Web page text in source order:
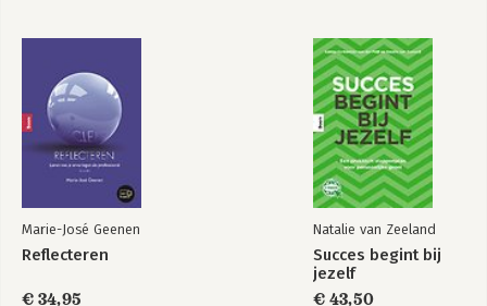
Marie-José Geenen
Reflecteren
€ 34,95
Natalie van Zeeland
Succes begint bij
jezelf
€ 43,50